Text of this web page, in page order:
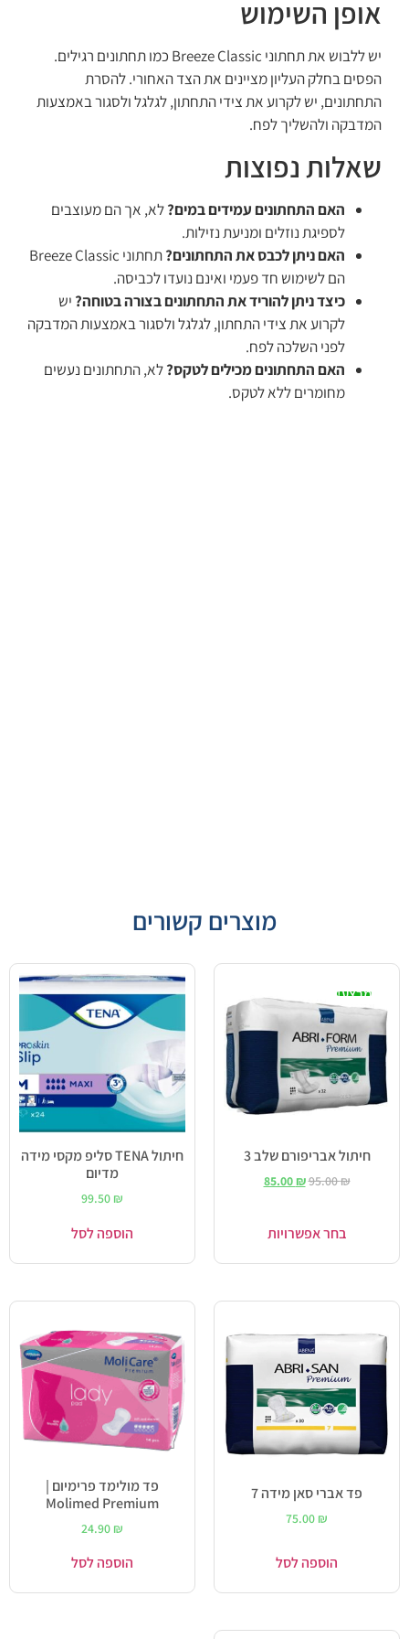
אופן השימוש
יש ללבוש את תחתוני Breeze Classic כמו תחתונים רגילים.
הפסים בחלק העליון מציינים את הצד האחורי. להסרת
התחתונים, יש לקרוע את צידי התחתון, לגלגל ולסגור באמצעות
המדבקה ולהשליך לפח.
שאלות נפוצות
האם התחתונים עמידים במים?לא, אך הם מעוצבים
לספיגת נוזלים ומניעת נזילות.
האם ניתן לכבס את התחתונים?
תחתוני Breeze Classic
הם לשימוש חד פעמי ואינם נועדו לכביסה.
כיצד ניתן להוריד את התחתונים בצורה בטוחה? יש
לקרוע את צידי התחתון, לגלגל ולסגור באמצעות המדבקה
לפני השלכה לפח.
האם התחתונים מכילים לטקס?לא, התחתונים נעשים
מחומרים ללא לטקס.
מוצרים קשורים
מבצע!
חיתול אבריפורם שלב 3
95.00₪
85.00₪
בחר אפשרויות
חיתול TENA סליפ מקסי מידה
מדיום
99.50 ₪
הוספה לסל
פד אברי סאן מידה 7
75.00 ₪
הוספה לסל
פד מולימד פרימיום |
Molimed Premium
24.90 ₪
הוספה לסל